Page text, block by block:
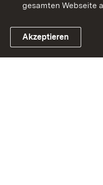
Link zum Landesportal
gesamten Webseite
Akzeptieren